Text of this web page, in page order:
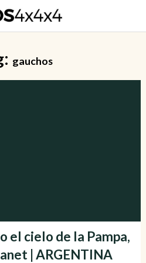
gauchos
el cielo de la Pampa,
| ARGENTINA